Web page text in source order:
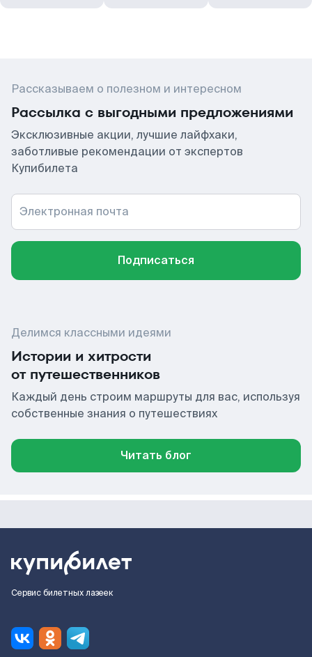
Рассказываем о полезном и интересном
Рассылка с выгодными предложениями
Эксклюзивные акции, лучшие лайфхаки,
заботливые рекомендации от экспертов
Купибилета
Электронная почта
Подписаться
Делимся классными идеями
Истории и хитрости
от путешественников
Каждый день строим маршруты для вас, используя
собственные знания о путешествиях
Читать блог
Сервис билетных лазеек